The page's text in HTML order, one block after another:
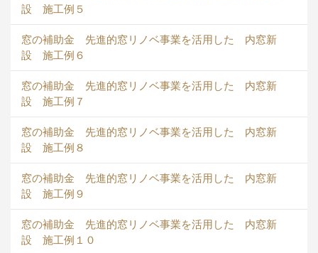
設 施工例５
窓の補助金 先進的窓リノベ事業を活用した 内窓新
設 施工例６
窓の補助金 先進的窓リノベ事業を活用した 内窓新
設 施工例７
窓の補助金 先進的窓リノベ事業を活用した 内窓新
設 施工例８
窓の補助金 先進的窓リノベ事業を活用した 内窓新
設 施工例９
窓の補助金 先進的窓リノベ事業を活用した 内窓新
設 施工例１０